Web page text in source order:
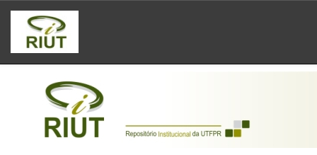
Skip
navigation